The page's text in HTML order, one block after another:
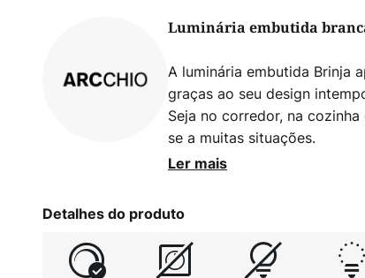
Luminária embutida
A luminária embutida Brinja
graças ao seu design
Seja no corredor, na
se a muitas situações.
suporte quadrado, com o
como na parede.
Ler mais
Detalhes do produto